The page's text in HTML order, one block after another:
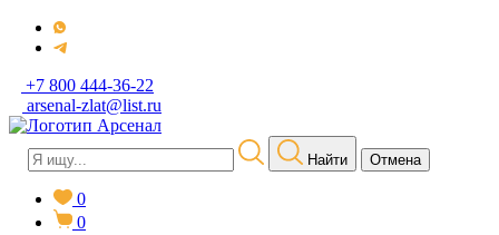
+7 800 444-36-22
arsenal-zlat@list.ru
Найти Отмена
0
0